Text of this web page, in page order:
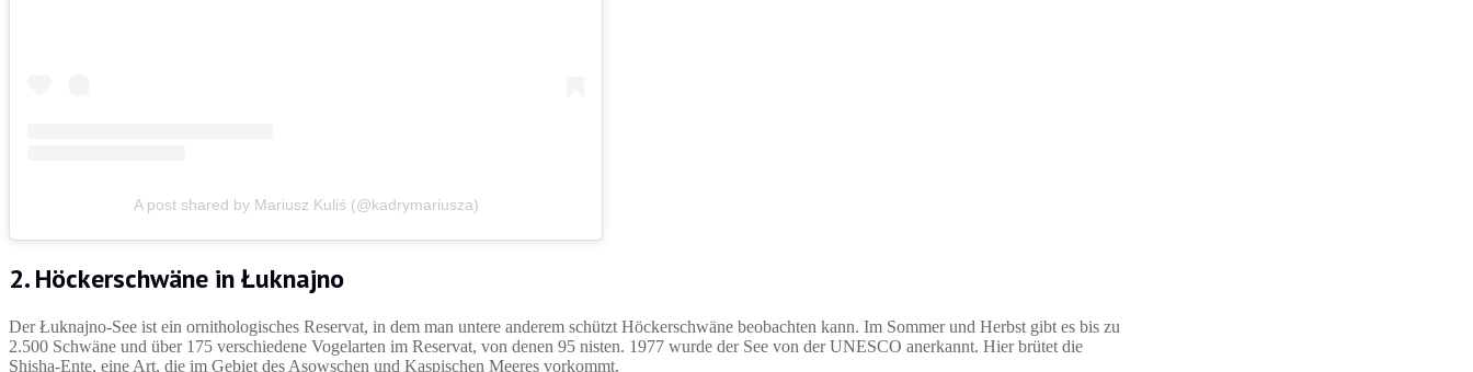
A post shared by Mariusz Kuliś (@kadrymariusza)
2. Höckerschwäne in Łuknajno
Der Łuknajno-See ist ein ornithologisches Reservat, in dem man untere anderem schützt Höckerschwäne beobachten kann. Im Sommer und Herbst gibt es bis zu
2.500 Schwäne und über 175 verschiedene Vogelarten im Reservat, von denen 95 nisten. 1977 wurde der See von der UNESCO anerkannt. Hier brütet die
Shisha-Ente, eine Art, die im Gebiet des Asowschen und Kaspischen Meeres vorkommt.